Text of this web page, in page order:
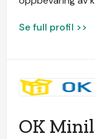
Se full profil >>
OK